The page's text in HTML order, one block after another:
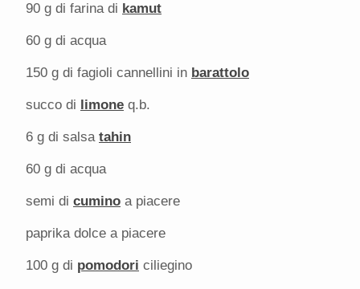
90 g di farina di kamut
60 g di acqua
150 g di fagioli cannellini in barattolo
succo di limone q.b.
6 g di salsa tahin
60 g di acqua
semi di cumino a piacere
paprika dolce a piacere
100 g di pomodori ciliegino